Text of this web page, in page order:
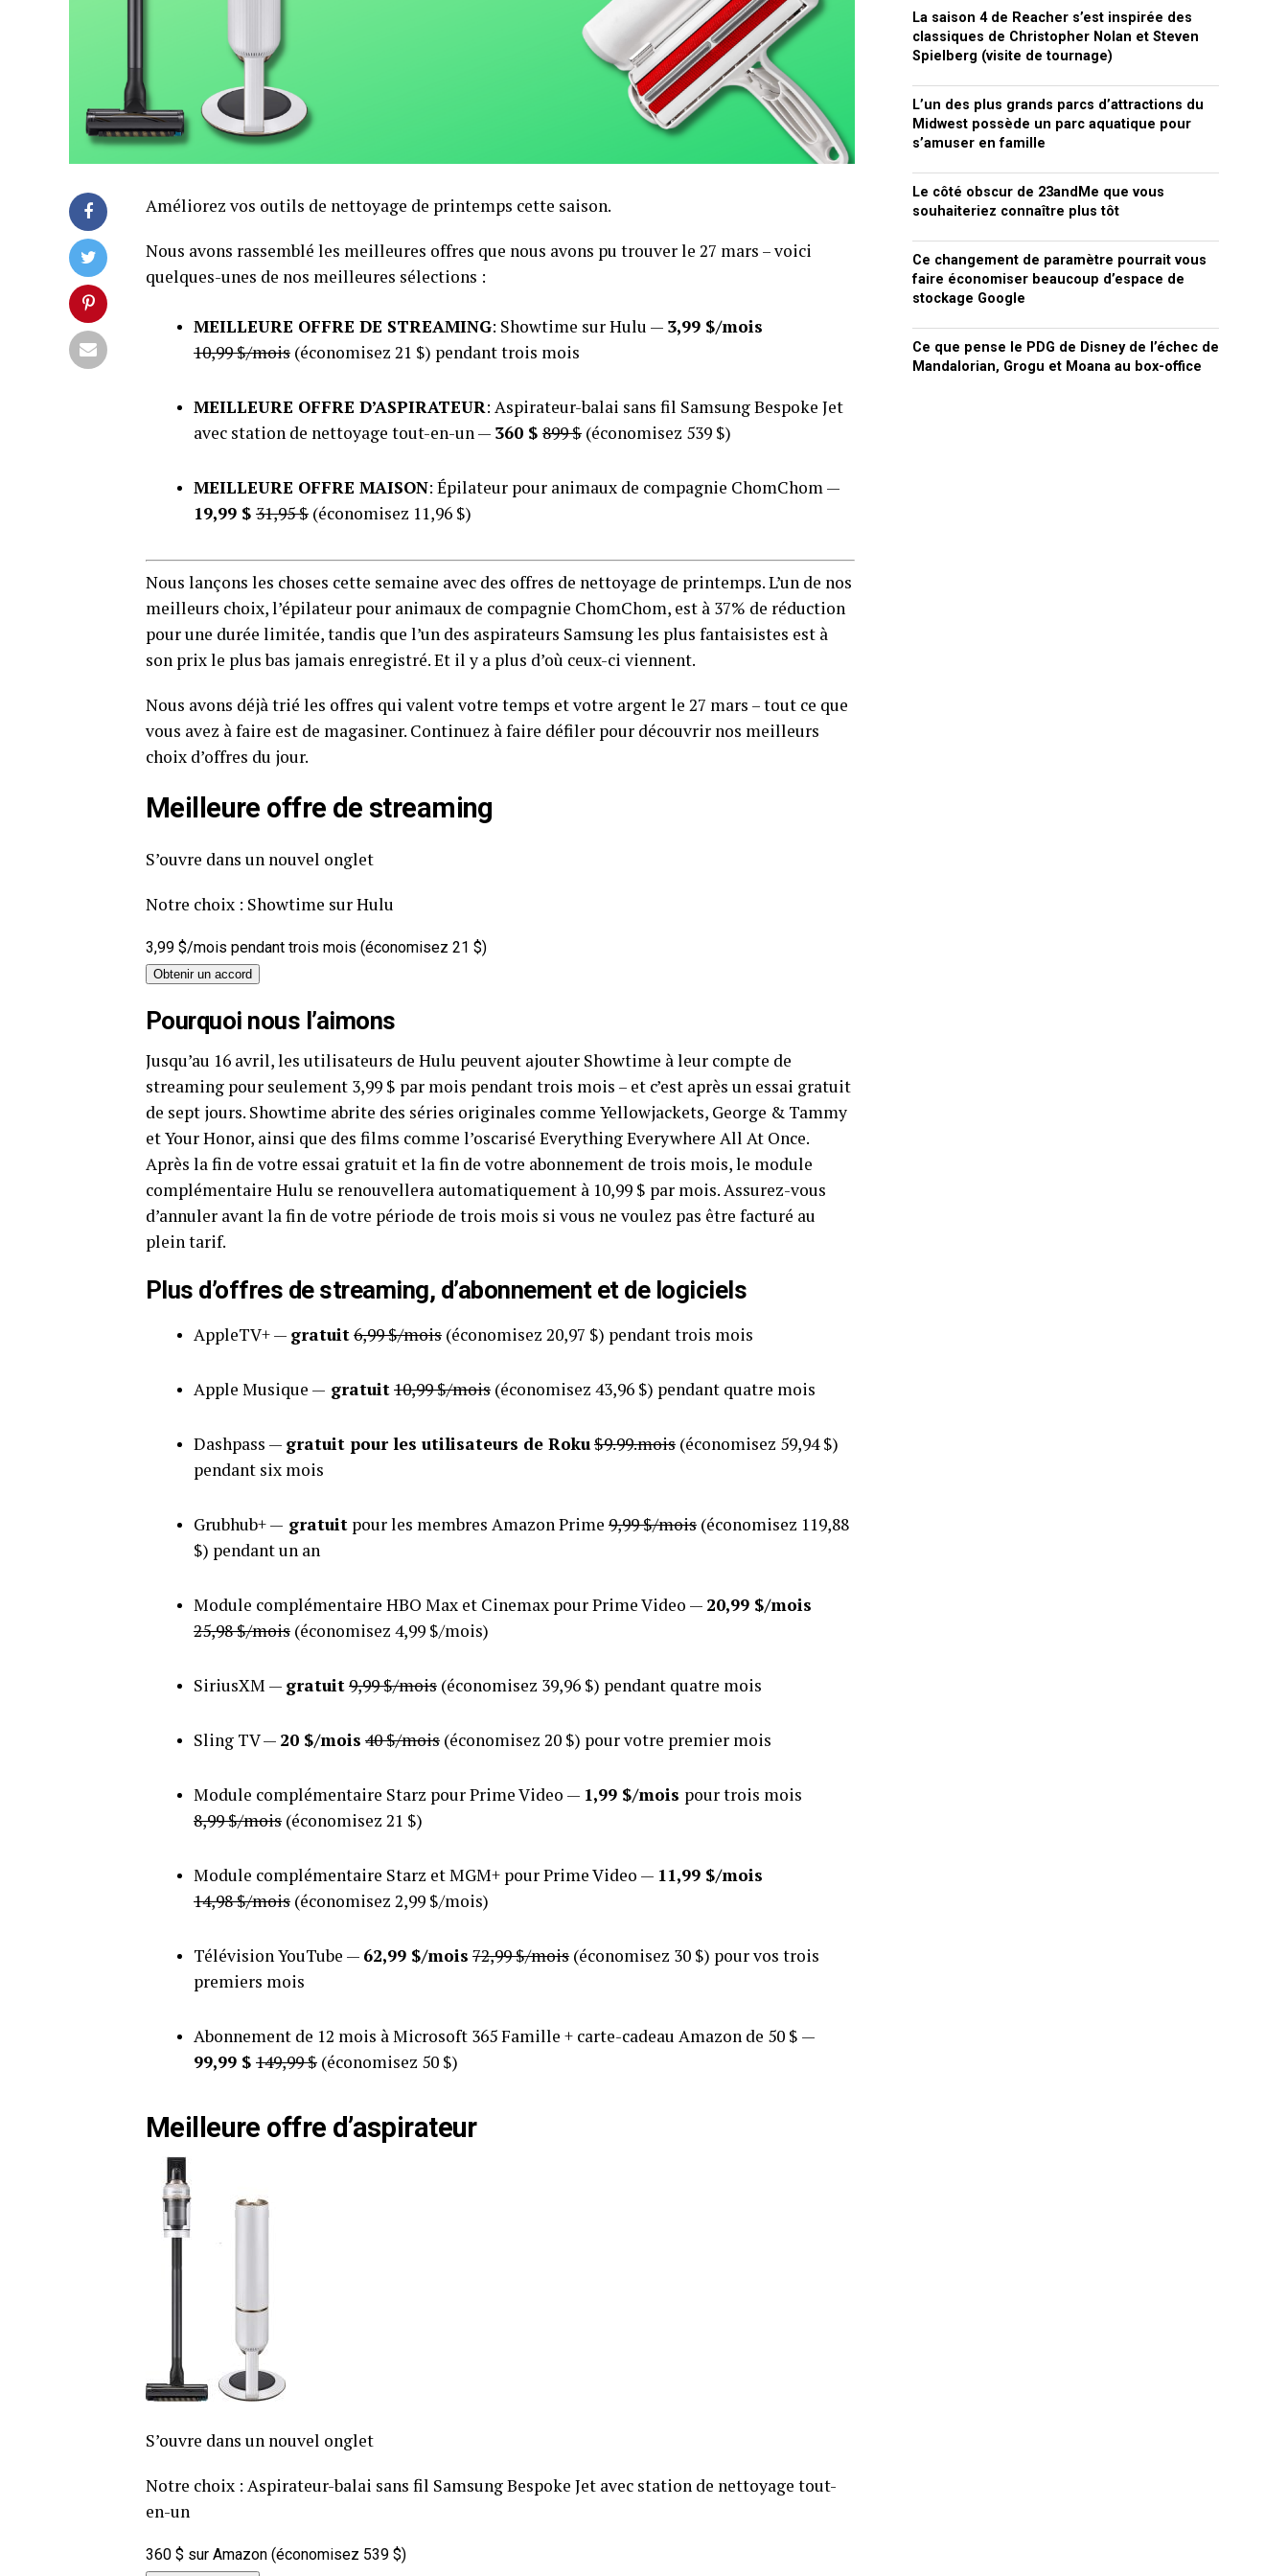
Améliorez vos outils de nettoyage de printemps cette saison.
Nous avons rassemblé les meilleures offres que nous avons pu trouver le 27 mars – voici
quelques-unes de nos meilleures sélections :
MEILLEURE OFFRE DE STREAMING: Showtime sur Hulu — 3,99 $/mois
10,99 $/mois (économisez 21 $) pendant trois mois
MEILLEURE OFFRE D’ASPIRATEUR: Aspirateur-balai sans fil Samsung Bespoke Jet
avec station de nettoyage tout-en-un — 360 $ 899 $ (économisez 539 $)
MEILLEURE OFFRE MAISON: Épilateur pour animaux de compagnie ChomChom —
19,99 $ 31,95 $ (économisez 11,96 $)
Nous lançons les choses cette semaine avec des offres de nettoyage de printemps. L’un de nos
meilleurs choix, l’épilateur pour animaux de compagnie ChomChom, est à 37% de réduction
pour une durée limitée, tandis que l’un des aspirateurs Samsung les plus fantaisistes est à
son prix le plus bas jamais enregistré. Et il y a plus d’où ceux-ci viennent.
Nous avons déjà trié les offres qui valent votre temps et votre argent le 27 mars – tout ce que
vous avez à faire est de magasiner. Continuez à faire défiler pour découvrir nos meilleurs
choix d’offres du jour.
Meilleure offre de streaming
S’ouvre dans un nouvel onglet
Notre choix : Showtime sur Hulu
3,99 $/mois pendant trois mois (économisez 21 $)
Obtenir un accord
Pourquoi nous l’aimons
Jusqu’au 16 avril, les utilisateurs de Hulu peuvent ajouter Showtime à leur compte de
streaming pour seulement 3,99 $ par mois pendant trois mois – et c’est après un essai gratuit
de sept jours. Showtime abrite des séries originales comme Yellowjackets, George & Tammy
et Your Honor, ainsi que des films comme l’oscarisé Everything Everywhere All At Once.
Après la fin de votre essai gratuit et la fin de votre abonnement de trois mois, le module
complémentaire Hulu se renouvellera automatiquement à 10,99 $ par mois. Assurez-vous
d’annuler avant la fin de votre période de trois mois si vous ne voulez pas être facturé au
plein tarif.
Plus d’offres de streaming, d’abonnement et de logiciels
AppleTV+ — gratuit6,99 $/mois (économisez 20,97 $) pendant trois mois
Apple Musique — gratuit10,99 $/mois (économisez 43,96 $) pendant quatre mois
Dashpass — gratuit pour les utilisateurs de Roku$9.99.mois (économisez 59,94 $)
pendant six mois
Grubhub+ — gratuit pour les membres Amazon Prime 9,99 $/mois (économisez 119,88
$) pendant un an
Module complémentaire HBO Max et Cinemax pour Prime Video — 20,99 $/mois
25,98 $/mois (économisez 4,99 $/mois)
SiriusXM — gratuit9,99 $/mois (économisez 39,96 $) pendant quatre mois
Sling TV — 20 $/mois 40 $/mois (économisez 20 $) pour votre premier mois
Module complémentaire Starz pour Prime Video — 1,99 $/mois pour trois mois
8,99 $/mois (économisez 21 $)
Module complémentaire Starz et MGM+ pour Prime Video — 11,99 $/mois
14,98 $/mois (économisez 2,99 $/mois)
Télévision YouTube — 62,99 $/mois 72,99 $/mois (économisez 30 $) pour vos trois
premiers mois
Abonnement de 12 mois à Microsoft 365 Famille + carte-cadeau Amazon de 50 $ —
99,99 $ 149,99 $ (économisez 50 $)
Meilleure offre d’aspirateur
S’ouvre dans un nouvel onglet
Notre choix : Aspirateur-balai sans fil Samsung Bespoke Jet avec station de nettoyage tout-
en-un
360 $ sur Amazon (économisez 539 $)
La saison 4 de Reacher s’est inspirée des
classiques de Christopher Nolan et Steven
Spielberg (visite de tournage)
L’un des plus grands parcs d’attractions du
Midwest possède un parc aquatique pour
s’amuser en famille
Le côté obscur de 23andMe que vous
souhaiteriez connaître plus tôt
Ce changement de paramètre pourrait vous
faire économiser beaucoup d’espace de
stockage Google
Ce que pense le PDG de Disney de l’échec de
Mandalorian, Grogu et Moana au box-office